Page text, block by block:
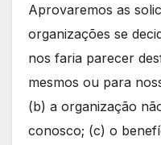
Aprovaremos as
organizações se
nos faria parecer
mesmos ou para
(b) a organização
conosco; (c) o